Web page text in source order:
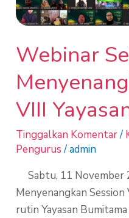
Webinar
VIII
Tinggalkan Komentar/
Pengurus/admin
Sabtu, 11 November
Menyenangkan
rutin Yayasan